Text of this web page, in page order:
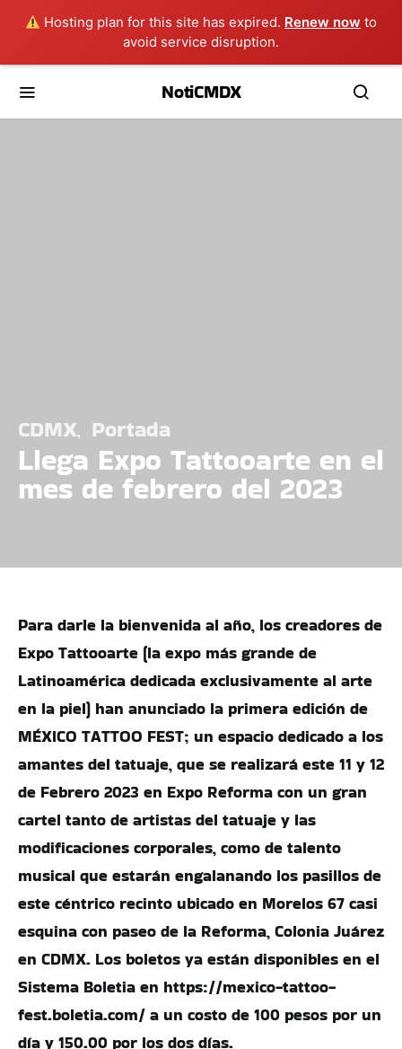
Hosting plan for this site has expired. Renew now to
avoid service disruption.
NotiCMDX
CDMX Portada
Llega Expo Tattooarte en el
mes de febrero del 2023
Para darle la bienvenida al año, los creadores de
Expo Tattooarte (la expo más grande de
Latinoamérica dedicada exclusivamente al arte
en la piel) han anunciado la primera edición de
MÉXICO TATTOO FEST; un espacio dedicado a los
amantes del tatuaje, que se realizará este 11 y 12
de Febrero 2023 en Expo Reforma con un gran
cartel tanto de artistas del tatuaje y las
modificaciones corporales, como de talento
musical que estarán engalanando los pasillos de
este céntrico recinto ubicado en Morelos 67 casi
esquina con paseo de la Reforma, Colonia Juárez
en CDMX. Los boletos ya están disponibles en el
Sistema Boletia en https://mexico-tattoo-
fest.boletia.com/ a un costo de 100 pesos por un
día y 150.00 por los dos días.